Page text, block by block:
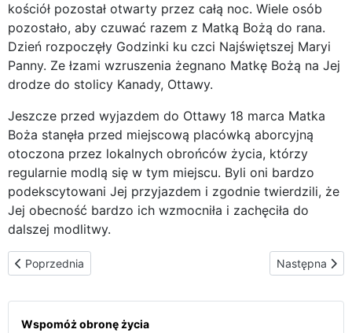
kościół pozostał otwarty przez całą noc. Wiele osób
pozostało, aby czuwać razem z Matką Bożą do rana.
Dzień rozpoczęły Godzinki ku czci Najświętszej Maryi
Panny. Ze łzami wzruszenia żegnano Matkę Bożą na Jej
drodze do stolicy Kanady, Ottawy.
Jeszcze przed wyjazdem do Ottawy 18 marca Matka
Boża stanęła przed miejscową placówką aborcyjną
otoczona przez lokalnych obrońców życia, którzy
regularnie modlą się w tym miejscu. Byli oni bardzo
podekscytowani Jej przyjazdem i zgodnie twierdzili, że
Jej obecność bardzo ich wzmocniła i zachęciła do
dalszej modlitwy.
Poprzednia strona: Pod Parlamentem Kanady Matka Boża modli
Poprzednia Następna
Następna
Wspomóż obronę życia